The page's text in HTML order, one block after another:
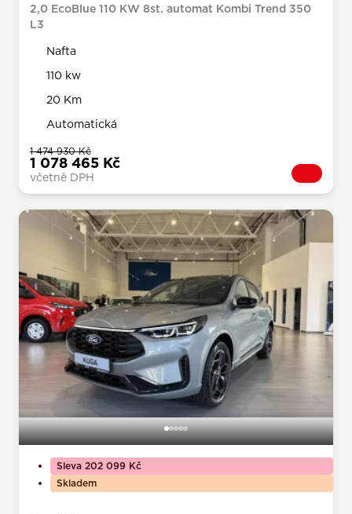
2,0 EcoBlue 110 KW 8st. automat Kombi Trend 350
L3
Nafta
110 kw
20 Km
Automatická
1 474 930 Kč
1 078 465 Kč
včetně DPH
Sleva 202 099 Kč
Skladem